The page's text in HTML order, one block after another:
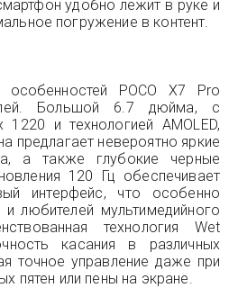
удобно лежит в руке и
погружение в контент.
POCO X7 Pro
Большой 6.7 дюйма, с
и технологией AMOLED,
предлагает невероятно яркие
а также глубокие черные
120 Гц обеспечивает
интерфейс, что особенно
любителей мультимедийного
технология Wet
касания в различных
точное управление даже при
пятен или пены на экране.